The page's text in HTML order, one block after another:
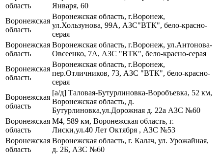
область
Января, 60
Воронежская
область
Воронежская область, г.Воронеж,
ул.Хользунова, 99А, АЗС"ВТК", бело-красно-
серая
Воронежская
область
Воронежская область, г.Воронеж, ул.Антонова-
Овсеенко, 7А, АЗС "ВТК", бело-красно-серая
Воронежская
область
Воронежская область, г.Воронеж,
пер.Отличников, 73, АЗС "ВТК", бело-красно-
серая
Воронежская
область
[а/д] Таловая-Бутурлиновка-Воробъевка, 52 км,
Воронежская область, д.
Бутурлиновка,ул.Дорожная д. 22а АЗС №60
Воронежская
область
М4, 589 км, Воронежская область, г.
Лиски,ул.40 Лет Октября , АЗС №53
Воронежская
область
Воронежская область, г. Калач, ул. Урожайная,
д. 2Б, АЗС №60